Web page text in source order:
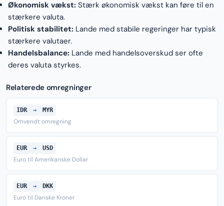
Økonomisk vækst: Stærk økonomisk vækst kan føre til en
stærkere valuta.
Politisk stabilitet: Lande med stabile regeringer har typisk
stærkere valutaer.
Handelsbalance: Lande med handelsoverskud ser ofte
deres valuta styrkes.
Relaterede omregninger
IDR → MYR
Omvendt omregning
EUR → USD
Euro til Amerikanske Dollar
EUR → DKK
Euro til Danske Kroner